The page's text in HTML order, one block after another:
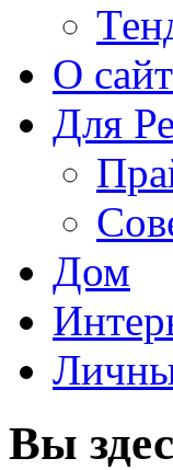
О
Для
Дом
Вы